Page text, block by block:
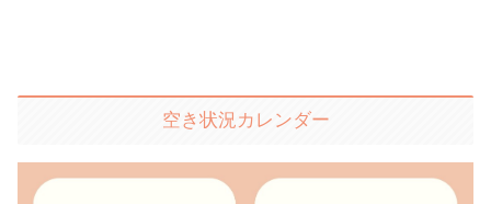
空き状況カレンダー